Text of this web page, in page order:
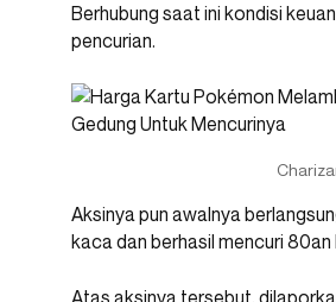
Berhubung saat ini kondisi
pencurian.
Aksinya pun awalnya
kaca dan berhasil mencuri